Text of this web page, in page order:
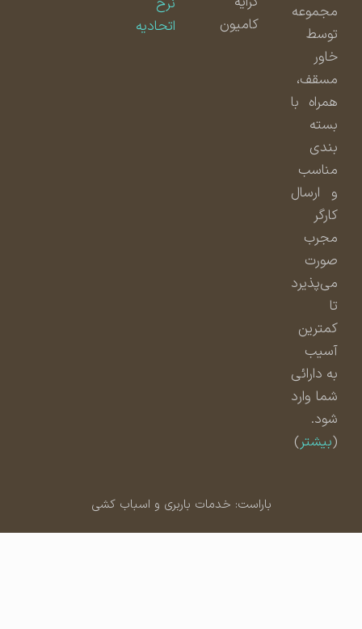
مجموعه
توسط
مسقف،
همراه با
بسته
بندی
مناسب
و ارسال
مجرب
صورت
می‌پذیرد
کمترین
آسیب
به دارائی
شما وارد
شود.
بیشتر)
کامیون
اتحادیه
باراست: خدمات باربری و اسباب کشی